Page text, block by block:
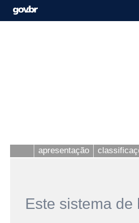
apresentação
Este sistema